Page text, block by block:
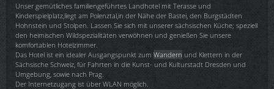
Unser gemütliches familiengeführtes Landhotel mit Terasse und
Kinderspielplatz,liegt am Polenztal,in der Nähe der Bastei, den Burgstädten
Hohnstein und Stolpen. Lassen Sie sich mit unserer sächsischen Küche; speziell
den heimischen Wildspezialitäten verwöhnen und genießen Sie unsere
komfortablen Hotelzimmer.
Das Hotel ist ein idealer Ausgangspunkt zum Wandern und Klettern in der
Sächsische Schweiz, für Fahrten in die Kunst- und Kulturstadt Dresden und
Umgebung, sowie nach Prag.
Der Internetzugang ist über WLAN möglich.